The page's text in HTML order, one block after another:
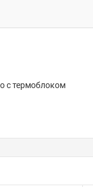
с термоблоком